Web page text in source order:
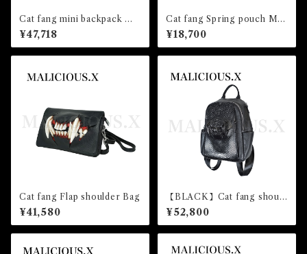
Cat fang mini backpack （si
de pocket)
¥47,718
Cat fang Spring pouch Msi
ze(Black)
¥18,700
Cat fang Flap shoulder Bag
¥41,580
【BLACK】Cat fang should
er & backpack（snake）
¥52,800